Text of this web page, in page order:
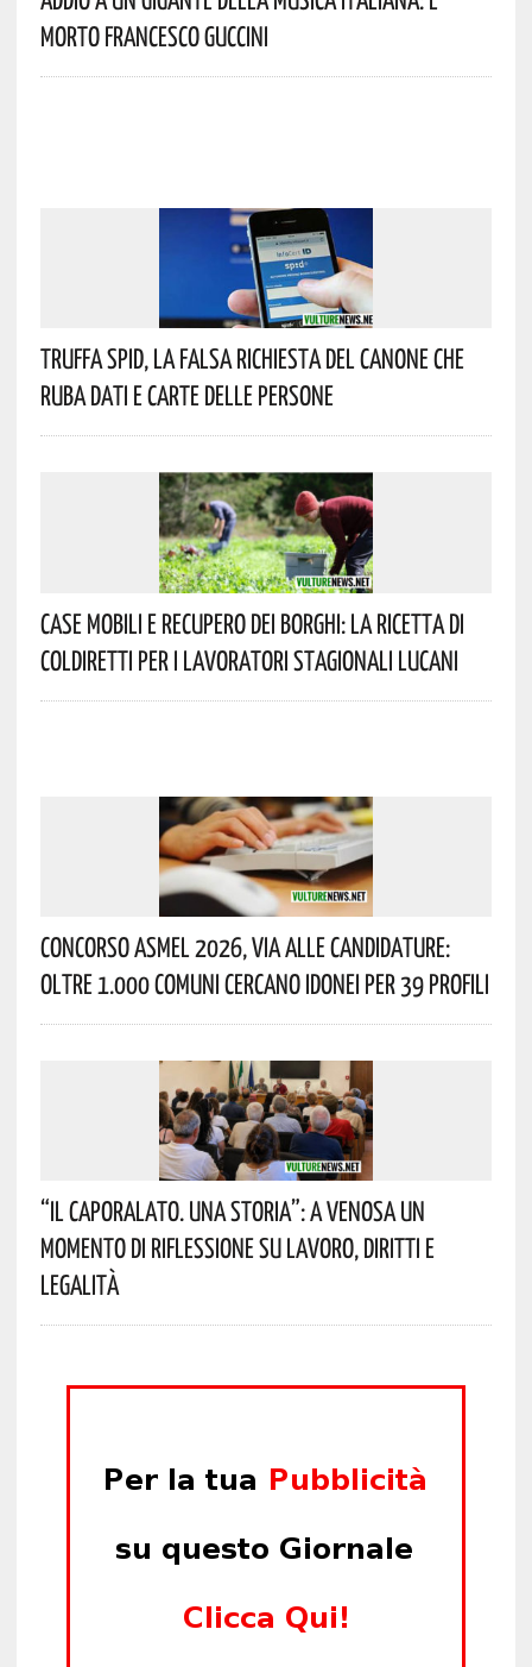
Morto Francesco Guccini
Truffa Spid, La Falsa Richiesta Del Canone Che
Ruba Dati E Carte Delle Persone
Case Mobili E Recupero Dei Borghi: La Ricetta Di
Coldiretti Per I Lavoratori Stagionali Lucani
Concorso Asmel 2026, Via Alle Candidature:
Oltre 1.000 Comuni Cercano Idonei Per 39 Profili
“Il Caporalato. Una Storia”: A Venosa Un
Momento Di Riflessione Su Lavoro, Diritti E
Legalità